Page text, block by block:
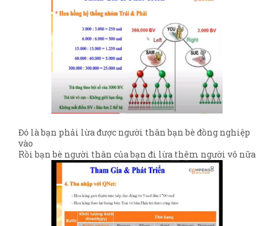
Đó là bạn phải lừa được người thân bạn bè đồng nghiệp
vào
Rồi bạn bè người thân của bạn đi lừa thêm người vô nữa